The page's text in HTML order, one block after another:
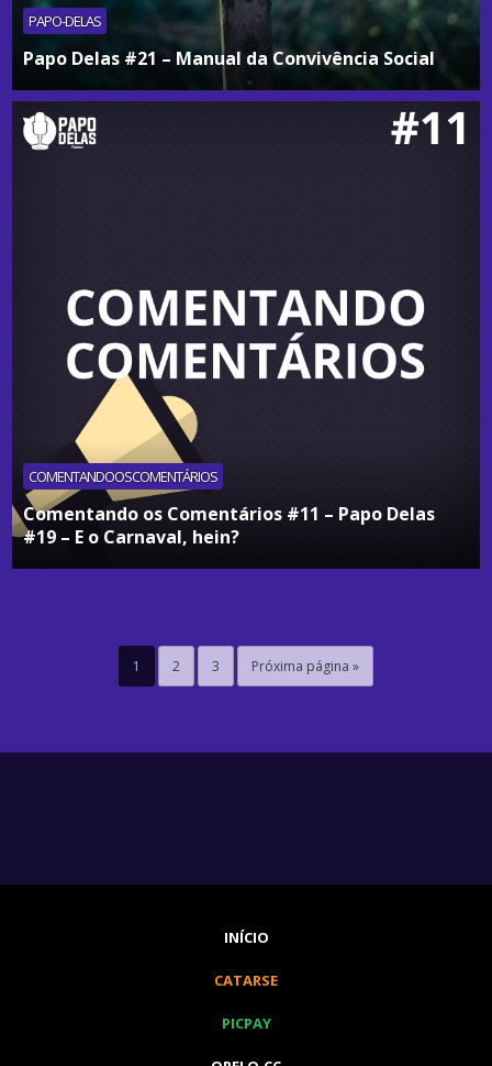
PAPO-DELAS
Papo Delas #21 – Manual da Convivência Social
COMENTANDOOSCOMENTÁRIOS
Comentando os Comentários #11 – Papo Delas
#19 – E o Carnaval, hein?
1 2 3 Próxima página »
INÍCIO
CATARSE
PICPAY